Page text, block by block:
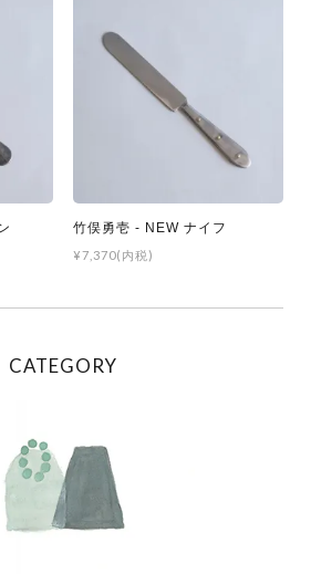
竹俣勇壱 - NEW ナイフ
¥7,370(内税)
CATEGORY